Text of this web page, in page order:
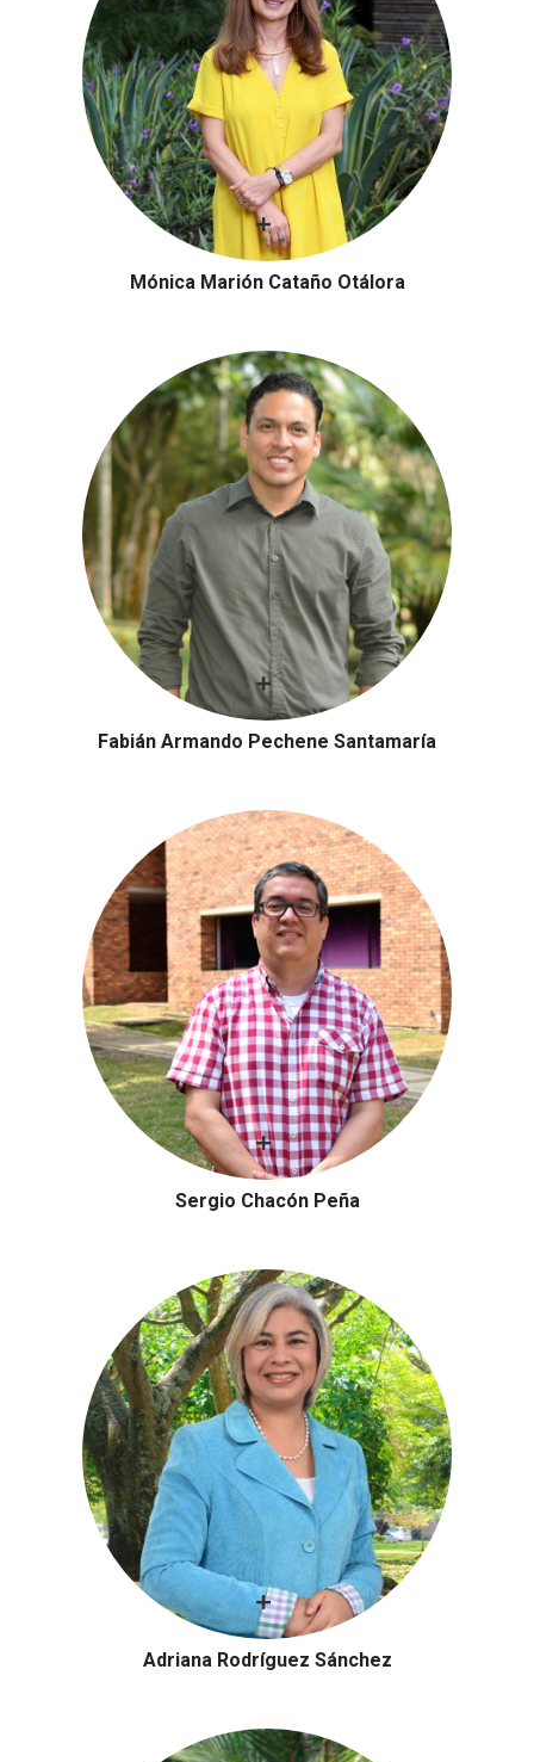
Mónica Marión Cataño Otálora
Fabián Armando Pechene Santamaría
Sergio Chacón Peña
Adriana Rodríguez Sánchez